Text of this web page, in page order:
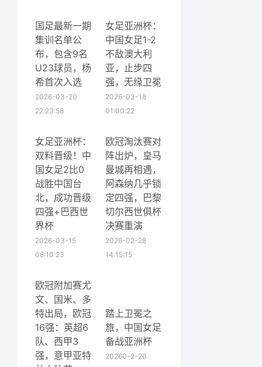
国足最新一期
集训名单公
布，包含9名
U23球员，杨
希首次入选
2026-03-20
22:23:58
女足亚洲杯：
中国女足1-2
不敌澳大利
亚，止步四
强，无缘卫冕
2026-03-18
01:00:22
女足亚洲杯：
双料晋级！中
国女足2比0
战胜中国台
北，成功晋级
四强+巴西世
界杯
2026-03-15
08:10:23
欧冠淘汰赛对
阵出炉，皇马
曼城再相遇，
阿森纳几乎锁
定四强，巴黎
切尔西世俱杯
决赛重演
2026-02-28
14:15:15
欧冠附加赛尤
文、国米、多
特出局，欧冠
16强：英超6
队、西甲3
强，意甲亚特
踏上卫冕之
旅，中国女足
备战亚洲杯
20260-2-26